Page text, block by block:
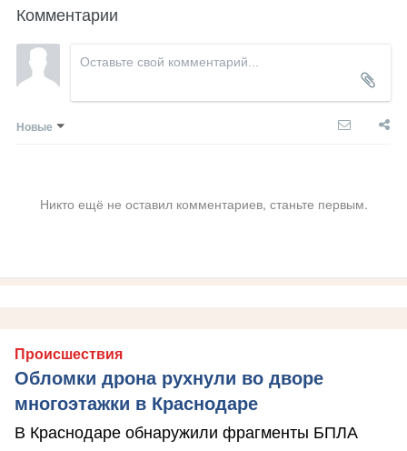
Комментарии
Новые
Никто ещё не оставил комментариев, станьте первым.
Происшествия
Обломки дрона рухнули во дворе
многоэтажки в Краснодаре
В Краснодаре обнаружили фрагменты БПЛА